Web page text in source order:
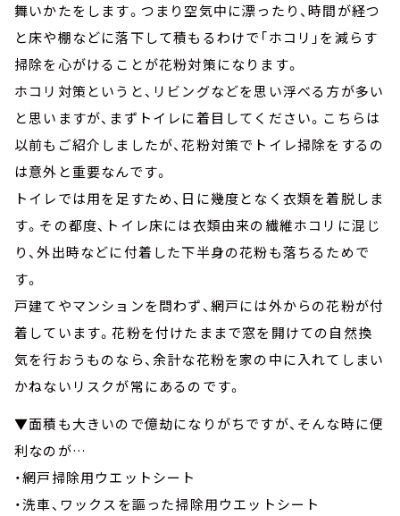
舞いかたをします。つまり空気中に漂ったり、時間が経つ
と床や棚などに落下して積もるわけで「ホコリ」を減らす
掃除を心がけることが花粉対策になります。
ホコリ対策というと、リビングなどを思い浮べる方が多い
と思いますが、まずトイレに着目してください。こちらは
以前もご紹介しましたが、花粉対策でトイレ掃除をするの
は意外と重要なんです。
トイレでは用を足すため、日に幾度となく衣類を着脱しま
す。その都度、トイレ床には衣類由来の繊維ホコリに混じ
り、外出時などに付着した下半身の花粉も落ちるためで
す。
戸建てやマンションを問わず、網戸には外からの花粉が付
着しています。花粉を付けたままで窓を開けての自然換
気を行おうものなら、余計な花粉を家の中に入れてしまい
かねないリスクが常にあるのです。
▼面積も大きいので億劫になりがちですが、そんな時に便
利なのが…
・網戸掃除用ウエットシート
・洗車、ワックスを謳った掃除用ウエットシート